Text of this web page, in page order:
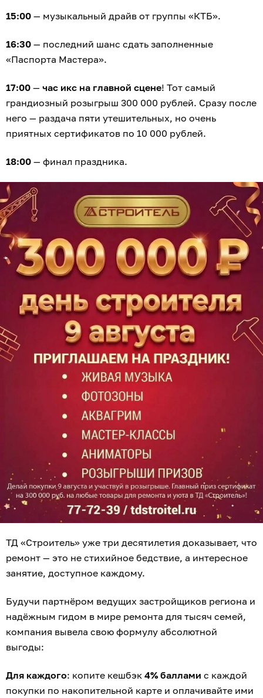
15:00 — музыкальный драйв от группы «КТБ».
16:30 — последний шанс сдать заполненные
«Паспорта Мастера».
17:00 — час икс на главной сцене! Тот самый
грандиозный розыгрыш 300 000 рублей. Сразу после
него — раздача пяти утешительных, но очень
приятных сертификатов по 10 000 рублей.
18:00 — финал праздника.
ТД «Строитель» уже три десятилетия доказывает, что
ремонт — это не стихийное бедствие, а интересное
занятие, доступное каждому.
Будучи партнёром ведущих застройщиков региона и
надёжным гидом в мире ремонта для тысяч семей,
компания вывела свою формулу абсолютной
выгоды:
Для каждого: копите кешбэк 4% баллами с каждой
покупки по накопительной карте и оплачивайте ими